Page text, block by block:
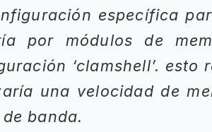
específica
por módulos de
‘clamshell’. esto
una velocidad de
banda.